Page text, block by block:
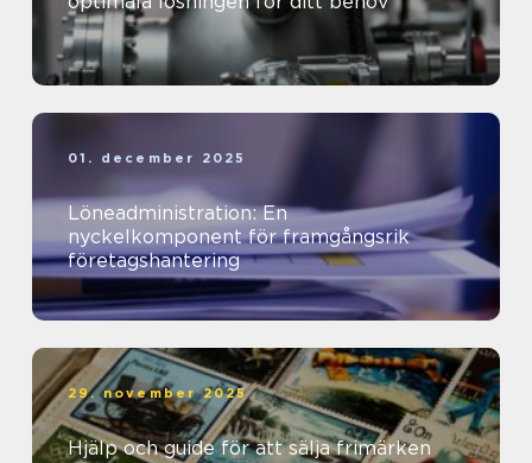
01. december 2025
Löneadministration: En
nyckelkomponent för framgångsrik
företagshantering
29. november 2025
Hjälp och guide för att sälja frimärken